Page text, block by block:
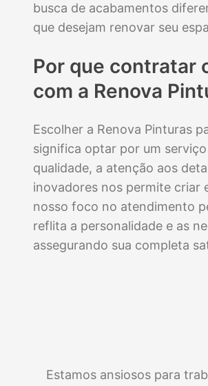
busca de acabamentos
que desejam renovar seu
Por que contratar
com a Renova
Escolher a Renova Pinturas
significa optar por um
qualidade, a atenção aos
inovadores nos permite criar
nosso foco no atendimento
reflita a personalidade e as
assegurando sua completa
Estamos ansiosos para